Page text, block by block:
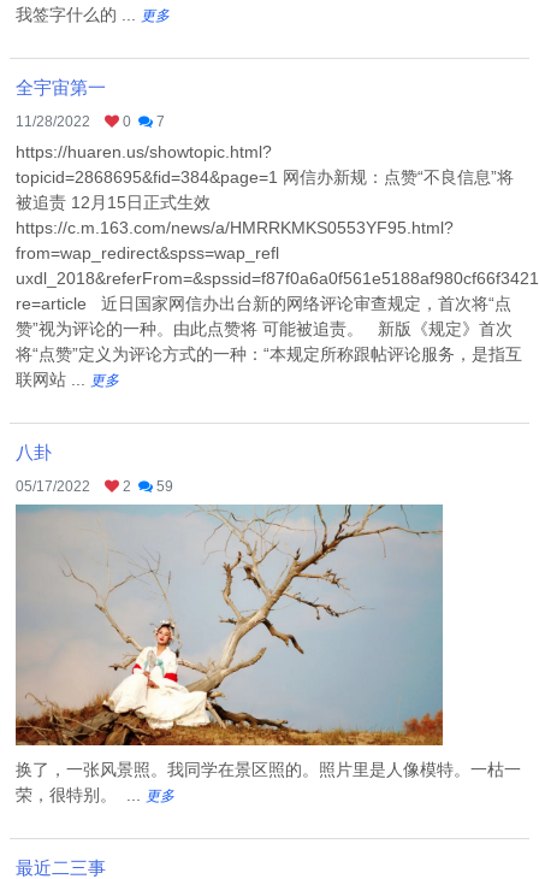
我签字什么的 ...
更多
全宇宙第一
11/28/2022 0 7
https://huaren.us/showtopic.html?
topicid=2868695&fid=384&page=1 网信办新规：点赞“不良信息”将
被追责 12月15日正式生效
https://c.m.163.com/news/a/HMRRKMKS0553YF95.html?
from=wap_redirect&spss=wap_refl
re=article 近日国家网信办出台新的网络评论审查规定，首次将“点
赞”视为评论的一种。由此点赞将 可能被追责。 新版《规定》首次
将“点赞”定义为评论方式的一种：“本规定所称跟帖评论服务，是指互
联网站 ...
更多
八卦
05/17/2022 2 59
换了，一张风景照。我同学在景区照的。照片里是人像模特。一枯一
荣，很特别。 ...
更多
最近二三事